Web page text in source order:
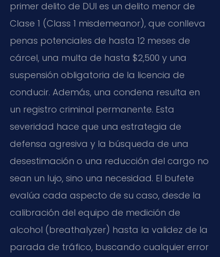
primer delito de DUI es un delito menor de
Clase 1 (Class 1 misdemeanor), que conlleva
penas potenciales de hasta 12 meses de
cárcel, una multa de hasta $2,500 y una
suspensión obligatoria de la licencia de
conducir. Además, una condena resulta en
un registro criminal permanente. Esta
severidad hace que una estrategia de
defensa agresiva y la búsqueda de una
desestimación o una reducción del cargo no
sean un lujo, sino una necesidad. El bufete
evalúa cada aspecto de su caso, desde la
calibración del equipo de medición de
alcohol (breathalyzer) hasta la validez de la
parada de tráfico, buscando cualquier error